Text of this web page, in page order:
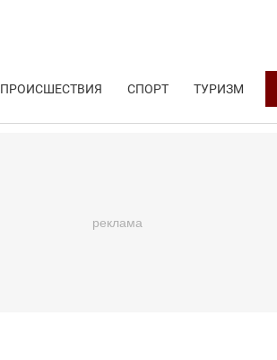
ПРОИСШЕСТВИЯ СПОРТ ТУРИЗМ